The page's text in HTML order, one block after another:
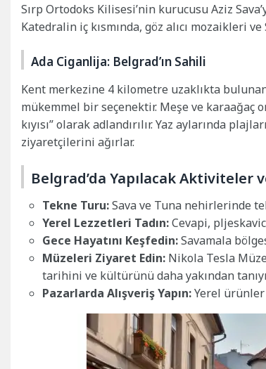
Sırp Ortodoks Kilisesi’nin kurucusu Aziz
Katedralin iç kısmında, göz alıcı mozaikleri
Ada Ciganlija: Belgrad’ın Sahili
Kent merkezine 4 kilometre uzaklıkta
mükemmel bir seçenektir. Meşe ve karaağaç
kıyısı” olarak adlandırılır. Yaz aylarında
ziyaretçilerini ağırlar.
Belgrad’da Yapılacak Aktiviteler
Tekne Turu:Sava ve Tuna nehirlerinde
Yerel Lezzetleri Tadın:Cevapi,
Gece Hayatını Keşfedin:Savamala
Müzeleri Ziyaret Edin: Nikola Tesla
tarihini ve kültürünü daha yakından
Pazarlarda Alışveriş Yapın:Yerel